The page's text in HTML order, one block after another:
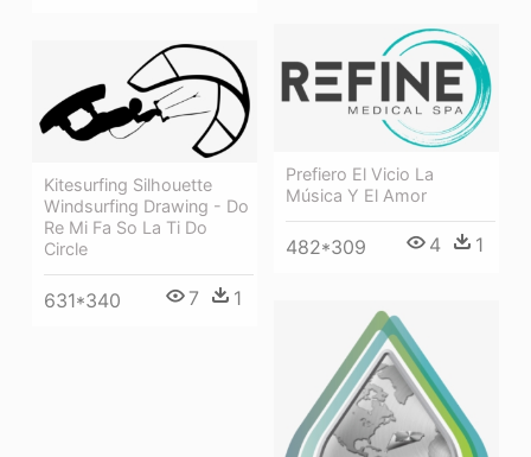
Prefiero El Vicio La
Música Y El Amor
482*309 4 1
Kitesurfing Silhouette
Windsurfing Drawing - Do
Re Mi Fa So La Ti Do
Circle
631*340 7 1